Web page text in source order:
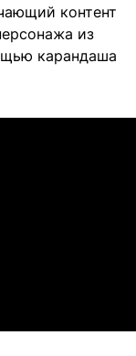
контент
из
карандаша